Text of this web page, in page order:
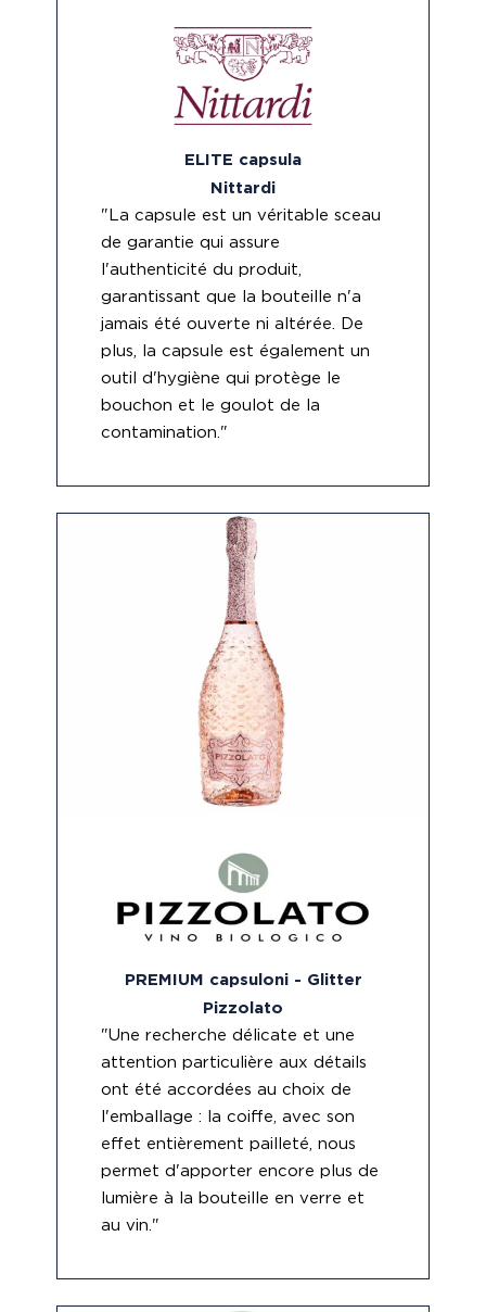
ELITE capsula
Nittardi
"La capsule est un véritable sceau
de garantie qui assure
l'authenticité du produit,
garantissant que la bouteille n'a
jamais été ouverte ni altérée. De
plus, la capsule est également un
outil d'hygiène qui protège le
bouchon et le goulot de la
contamination."
PREMIUM capsuloni - Glitter
Pizzolato
"Une recherche délicate et une
attention particulière aux détails
ont été accordées au choix de
l'emballage : la coiffe, avec son
effet entièrement pailleté, nous
permet d'apporter encore plus de
lumière à la bouteille en verre et
au vin."